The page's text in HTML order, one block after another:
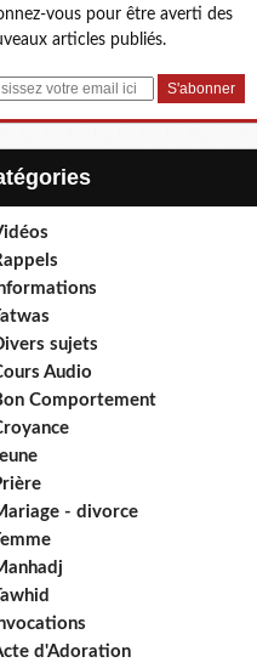
vous pour être averti des
articles publiés.
sujets
Audio
Comportement
- divorce
d'Adoration